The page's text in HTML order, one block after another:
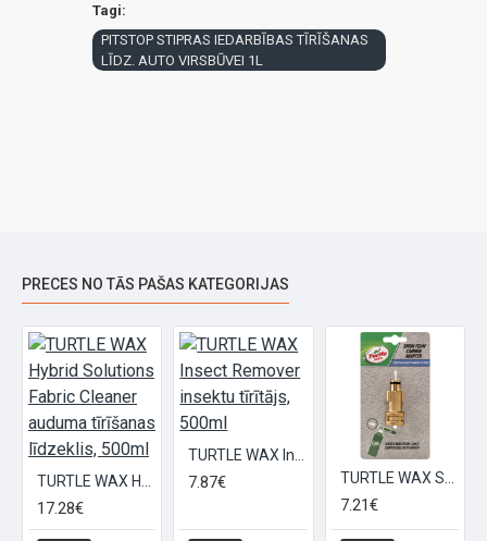
Tagi:
PITSTOP STIPRAS IEDARBĪBAS TĪRĪŠANAS
LĪDZ. AUTO VIRSBŪVEI 1L
PRECES NO TĀS PAŠAS KATEGORIJAS
17.28€
7.87€ TURTLE WAX Snow Foam Cannon Adapter Bosch
7.21€